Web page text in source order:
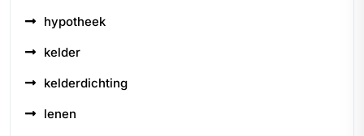
hypotheek
kelder
kelderdichting
lenen